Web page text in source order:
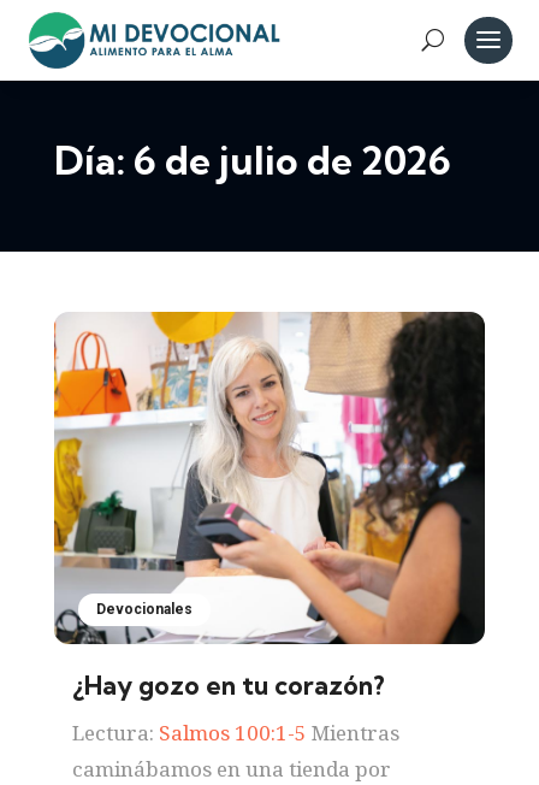
Día: 6 de julio de 2026
Devocionales
¿Hay gozo en tu corazón?
Lectura: Salmos 100:1-5 Mientras
caminábamos en una tienda por